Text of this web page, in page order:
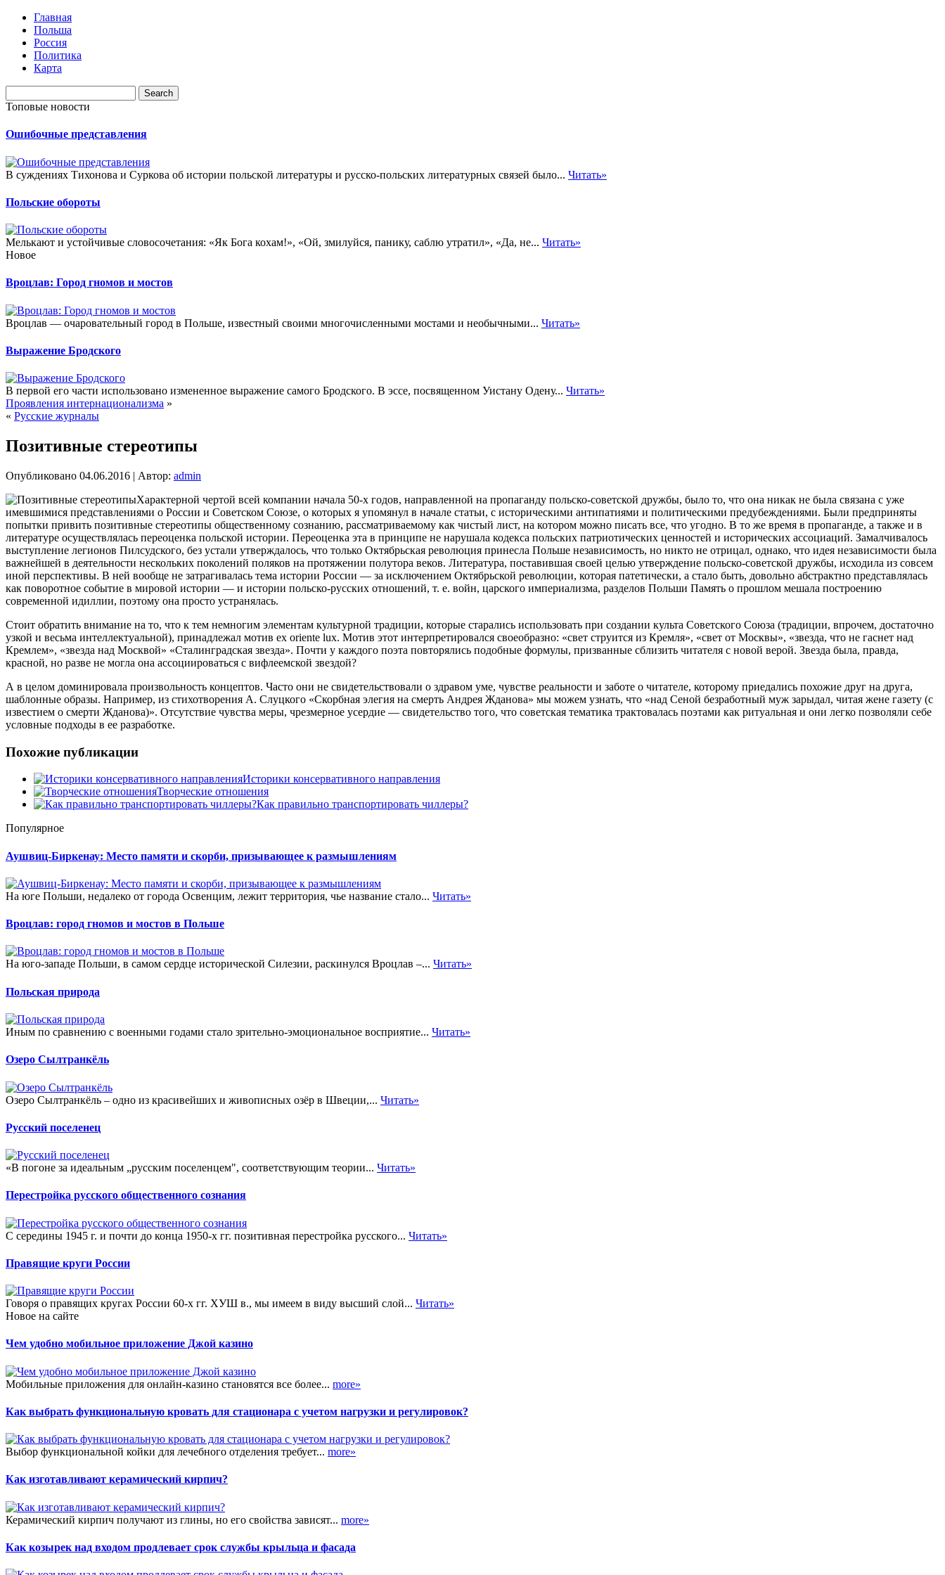
Главная
Польша
Россия
Политика
Карта
Топовые новости
Ошибочные представления
В суждениях Тихонова и Суркова об истории польской литературы и русско-польских литературных связей было... Читать»
Польские обороты
Мелькают и устойчивые словосочетания: «Як Бога кохам!», «Ой, змилуйся, панику, саблю утратил», «Да, не... Читать»
Новое
Вроцлав: Город гномов и мостов
Вроцлав — очаровательный город в Польше, известный своими многочисленными мостами и необычными... Читать»
Выражение Бродского
В первой его части использовано измененное выражение самого Бродского. В эссе, посвященном Уистану Одену... Читать»
Проявления интернационализма »
« Русские журналы
Позитивные стереотипы
Опубликовано 04.06.2016 | Автор: admin
Характерной чертой всей компании начала 50-х годов, направленной на пропаганду польско-советской дружбы, было то, что она никак не была связана с уже
имевшимися представлениями о России и Советском Союзе, о которых я упомянул в начале статьи, с историческими антипатиями и политическими предубеждениями. Были предприняты
попытки привить позитивные стереотипы общественному сознанию, рассматриваемому как чистый лист, на котором можно писать все, что угодно. В то же время в пропаганде, а также и в
литературе осуществлялась переоценка польской истории. Переоценка эта в принципе не нарушала кодекса польских патриотических ценностей и исторических ассоциаций. Замалчивалось
выступление легионов Пилсудского, без устали утверждалось, что только Октябрьская революция принесла Польше независимость, но никто не отрицал, однако, что идея независимости была
важнейшей в деятельности нескольких поколений поляков на протяжении полутора веков. Литература, поставившая своей целью утверждение польско-советской дружбы, исходила из совсем
иной перспективы. В ней вообще не затрагивалась тема истории России — за исключением Октябрьской революции, которая патетически, а стало быть, довольно абстрактно представлялась
как поворотное событие в мировой истории — и истории польско-русских отношений, т. е. войн, царского империализма, разделов Польши Память о прошлом мешала построению
современной идиллии, поэтому она просто устранялась.
Стоит обратить внимание на то, что к тем немногим элементам культурной традиции, которые старались использовать при создании культа Советского Союза (традиции, впрочем, достаточно
узкой и весьма интеллектуальной), принадлежал мотив ex oriente lux. Мотив этот интерпретировался своеобразно: «свет струится из Кремля», «свет от Москвы», «звезда, что не гаснет над
Кремлем», «звезда над Москвой» «Сталинградская звезда». Почти у каждого поэта повторялись подобные формулы, призванные сблизить читателя с новой верой. Звезда была, правда,
красной, но разве не могла она ассоциироваться с вифлеемской звездой?
А в целом доминировала произвольность концептов. Часто они не свидетельствовали о здравом уме, чувстве реальности и заботе о читателе, которому приедались похожие друг на друга,
шаблонные образы. Например, из стихотворения А. Слуцкого «Скорбная элегия на смерть Андрея Жданова» мы можем узнать, что «над Сеной безработный муж зарыдал, читая жене газету (с
известием о смерти Жданова)». Отсутствие чувства меры, чрезмерное усердие — свидетельство того, что советская тематика трактовалась поэтами как ритуальная и они легко позволяли себе
условные подходы в ее разработке.
Похожие публикации
Историки консервативного направления
Творческие отношения
Как правильно транспортировать чиллеры?
Популярное
Аушвиц-Биркенау: Место памяти и скорби, призывающее к размышлениям
На юге Польши, недалеко от города Освенцим, лежит территория, чье название стало... Читать»
Вроцлав: город гномов и мостов в Польше
На юго-западе Польши, в самом сердце исторической Силезии, раскинулся Вроцлав –... Читать»
Польская природа
Иным по сравнению с военными годами стало зрительно-эмоциональное восприятие... Читать»
Озеро Сылтранкёль
Озеро Сылтранкёль – одно из красивейших и живописных озёр в Швеции,... Читать»
Русский поселенец
«В погоне за идеальным „русским поселенцем", соответствующим теории... Читать»
Перестройка русского общественного сознания
С середины 1945 г. и почти до конца 1950-х гг. позитивная перестройка русского... Читать»
Правящие круги России
Говоря о правящих кругах России 60-х гг. ХУШ в., мы имеем в виду высший слой... Читать»
Новое на сайте
Чем удобно мобильное приложение Джой казино
Мобильные приложения для онлайн-казино становятся все более... more»
Как выбрать функциональную кровать для стационара с учетом нагрузки и регулировок?
Выбор функциональной койки для лечебного отделения требует... more»
Как изготавливают керамический кирпич?
Керамический кирпич получают из глины, но его свойства зависят... more»
Как козырек над входом продлевает срок службы крыльца и фасада